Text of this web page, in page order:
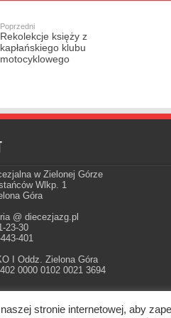
Poprzedni
Rekolekcje księży z
kapłańskiego klubu
motocyklowego
w Zielonej Górze
Wlkp. 1
Góra
@ diecezjazg.pl
23-30
401
I Oddz. Zielona Góra
0000 0102 0021 3694
stronie internetowej, aby